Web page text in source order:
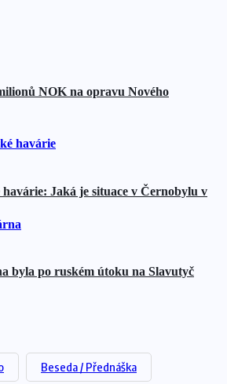
NOK na opravu Nového
Jaká je situace v Černobylu v
byla po ruském útoku na Slavutyč
Beseda / Přednáška